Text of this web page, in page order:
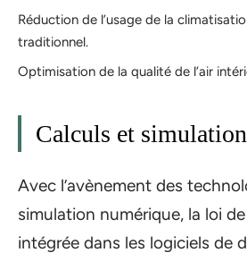
Réduction de l’usage de la
traditionnel.
Optimisation de la qualité de l’air
Calculs et
Avec l’avènement des
simulation numérique, la loi
intégrée dans les logiciels de